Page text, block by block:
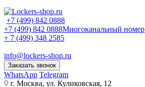
+7 (499) 842 0888
+7 (499) 842 0888Многоканальный номер
+ 7 (499) 348 2585
info@lockers-shop.ru
Заказать звонок
WhatsApp Telegram
г. Москва, ул. Куликовская, 12